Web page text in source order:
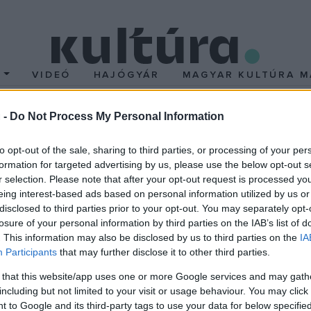
- Do Not Process My Personal Information
opt-out of the sale, sharing to third parties, or processing of your
for targeted advertising by us, please use the below opt-out
selection. Please note that after your opt-out request is processed
interest-based ads based on personal information utilized by us
to third parties prior to your opt-out. You may separately
of your personal information by third parties on the IAB’s list of
This information may also be disclosed by us to third parties on the
Participants that may further disclose it to other third parties.
that this website/app uses one or more Google services and may
but not limited to your visit or usage behaviour. You may
to Google and its third-party tags to use your data for below
VIDEÓ HAJÓGYÁR MAGYAR KULTÚRA
spanyol király
spanyol ágának utolsó tagja, II. Károly (1661-1700),
körüli küzdelmek töltötték ki. Az uralkodó október 3-án írta
megőrzése érdekében kérte, hogy a herceg vegye
udvarban felháborodást, a tengeri hatalmaknál
kiáltatta ki unokáját. Anjou Fülöp herceg 1701 januárjában
vonatkozó igényeit érvényesíteni kívánó Lipót császár
vált.